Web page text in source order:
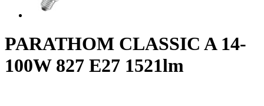
PARATHOM CLASSIC A 14-
100W 827 E27 1521lm